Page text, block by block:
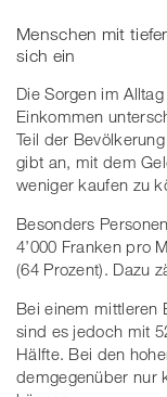
Menschen mit
sich ein
Die Sorgen im
Einkommen
Teil der
gibt an, mit dem
weniger kaufen zu
Besonders
4’000 Franken pro
(64 Prozent). Dazu
Bei einem mittleren
sind es jedoch mit
Hälfte. Bei den
demgegenüber nur